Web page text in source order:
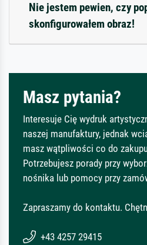
Nie jestem pewien, czy
skonfigurowałem obraz!
Masz pytania?
Interesuje Cię wydruk
naszej manufaktury, jednak
masz wątpliwości co do
Potrzebujesz porady przy
nośnika lub pomocy przy
Zapraszamy do kontaktu.
+43 4257 29415